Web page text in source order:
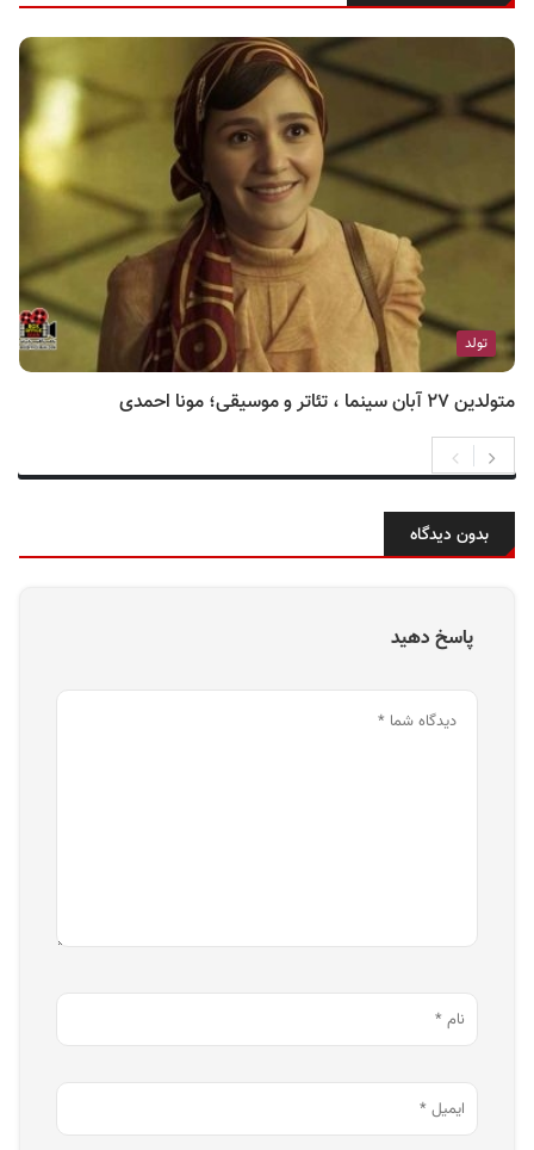
تولد
متولدین ۲۷ آبان سینما ، تئاتر و موسیقی؛ مونا احمدی
بدون دیدگاه
پاسخ دهید